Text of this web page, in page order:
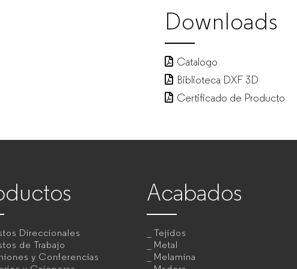
Downloads
Catalogo
Biblioteca DXF 3D
Certificado de Producto
Direccionales
de Trabajo
y Conferencias
Acabados
Tejidos
Metal
Melamina